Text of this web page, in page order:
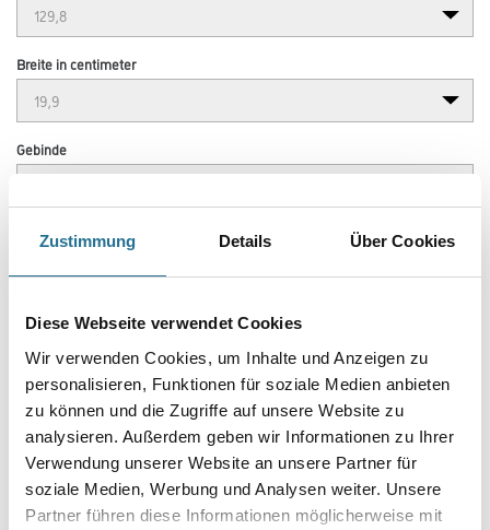
Zustimmung Details Über Cookies
Diese Webseite verwendet Cookies
Wir verwenden Cookies, um Inhalte und Anzeigen zu
personalisieren, Funktionen für soziale Medien anbieten
zu können und die Zugriffe auf unsere Website zu
analysieren. Außerdem geben wir Informationen zu Ihrer
Verwendung unserer Website an unsere Partner für
soziale Medien, Werbung und Analysen weiter. Unsere
Partner führen diese Informationen möglicherweise mit
Breite in centimeter
Gebinde